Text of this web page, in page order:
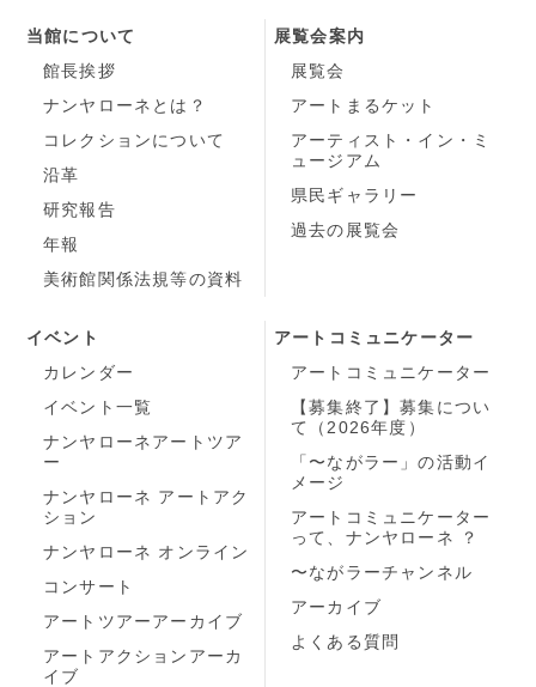
当館について
館長挨拶
ナンヤローネとは？
コレクションについて
沿革
研究報告
年報
美術館関係法規等の資料
展覧会案内
展覧会
アートまるケット
アーティスト・イン・ミ
ュージアム
県民ギャラリー
過去の展覧会
イベント
カレンダー
イベント一覧
ナンヤローネアートツア
ー
ナンヤローネ アートアク
ション
ナンヤローネ オンライン
コンサート
アートツアーアーカイブ
アートアクションアーカ
イブ
アートコミュニケーター
アートコミュニケーター
【募集終了】募集につい
て（2026年度）
「〜ながラー」の活動イ
メージ
アートコミュニケーター
って、ナンヤローネ ？
〜ながラーチャンネル
アーカイブ
よくある質問